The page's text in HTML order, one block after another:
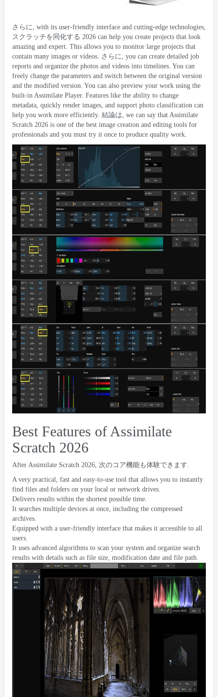
さらに, with its user-friendly interface and cutting-edge technologies,
スクラッチを同化する 2026 can help you create projects that look
amazing and expert. This allows you to monitor large projects that
contain many images or videos. さらに, you can create detailed job
reports and organize the photos and videos into timelines. You can
freely change the parameters and switch between the original version
and the modified version. You can also preview your work using the
built-in Assimilate Player. Features like the ability to change
metadata, quickly render images, and support photo classification can
help you work more efficiently. 結論は, we can say that Assimilate
Scratch 2026 is one of the best image creation and editing tools for
professionals and you must try it once to produce quality work.
Best Features of Assimilate
Scratch 2026
After Assimilate Scratch 2026, 次のコア機能も体験できます.
A very practical, fast and easy-to-use tool that allows you to instantly
find files and folders on your local or network drives.
Delivers results within the shortest possible time.
It searches multiple devices at once, including the compressed
archives.
Equipped with a user-friendly interface that makes it accessible to all
users.
It uses advanced algorithms to scan your system and organize search
results with details such as file size, modification date and file path.